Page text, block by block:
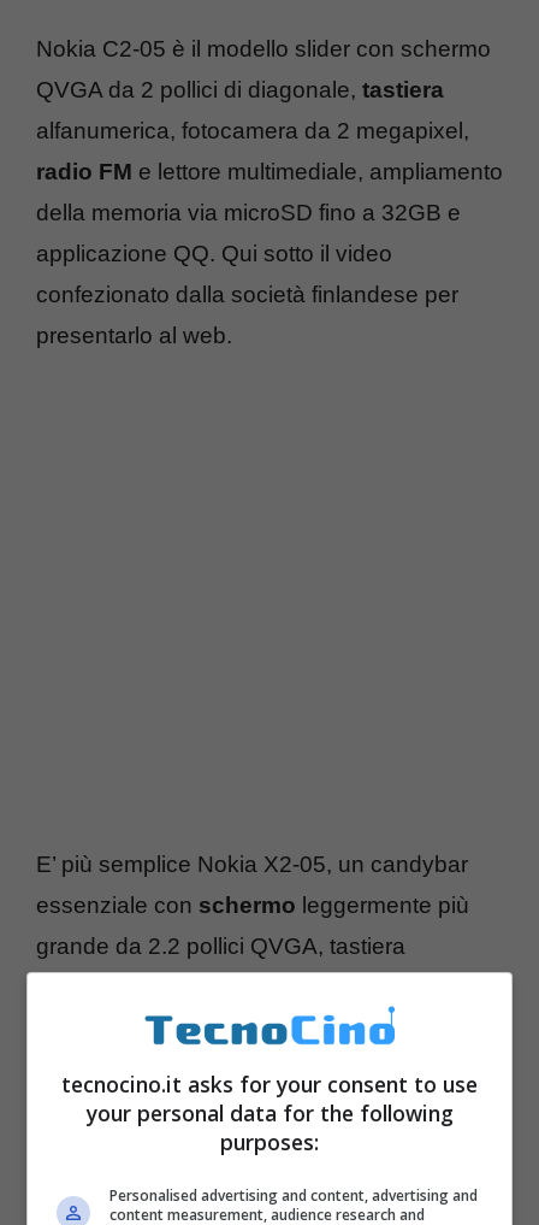
Nokia C2-05 è il modello slider con schermo
QVGA da 2 pollici di diagonale, tastiera
alfanumerica, fotocamera da 2 megapixel,
radio FM e lettore multimediale, ampliamento
della memoria via microSD fino a 32GB e
applicazione QQ. Qui sotto il video
confezionato dalla società finlandese per
presentarlo al web.
E’ più semplice Nokia X2-05, un candybar
essenziale con schermo leggermente più
grande da 2.2 pollici QVGA, tastiera
e ampliamento della memoria via
nuovo terminale in modo ufficiale.
tecnocino.it asks for your consent to use
your personal data for the following
purposes:
Personalised advertising and content, advertising and
content measurement, audience research and